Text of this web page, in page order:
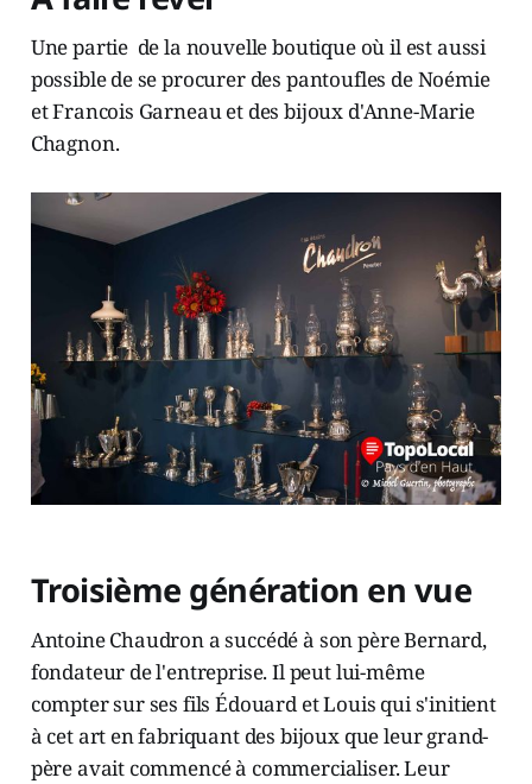
Une partie de la nouvelle boutique où il est aussi
possible de se procurer des pantoufles de Noémie
et Francois Garneau et des bijoux d'Anne-Marie
Chagnon.
Troisième génération en vue
Antoine Chaudron a succédé à son père Bernard,
fondateur de l'entreprise. Il peut lui-même
compter sur ses fils Édouard et Louis qui s'initient
à cet art en fabriquant des bijoux que leur grand-
père avait commencé à commercialiser. Leur